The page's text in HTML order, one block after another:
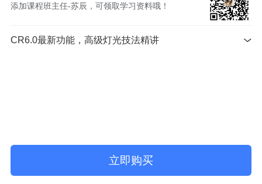
添加课程班主任-苏辰，可领取学习资料哦！
CR6.0最新功能，高级灯光技法精讲
立即购买